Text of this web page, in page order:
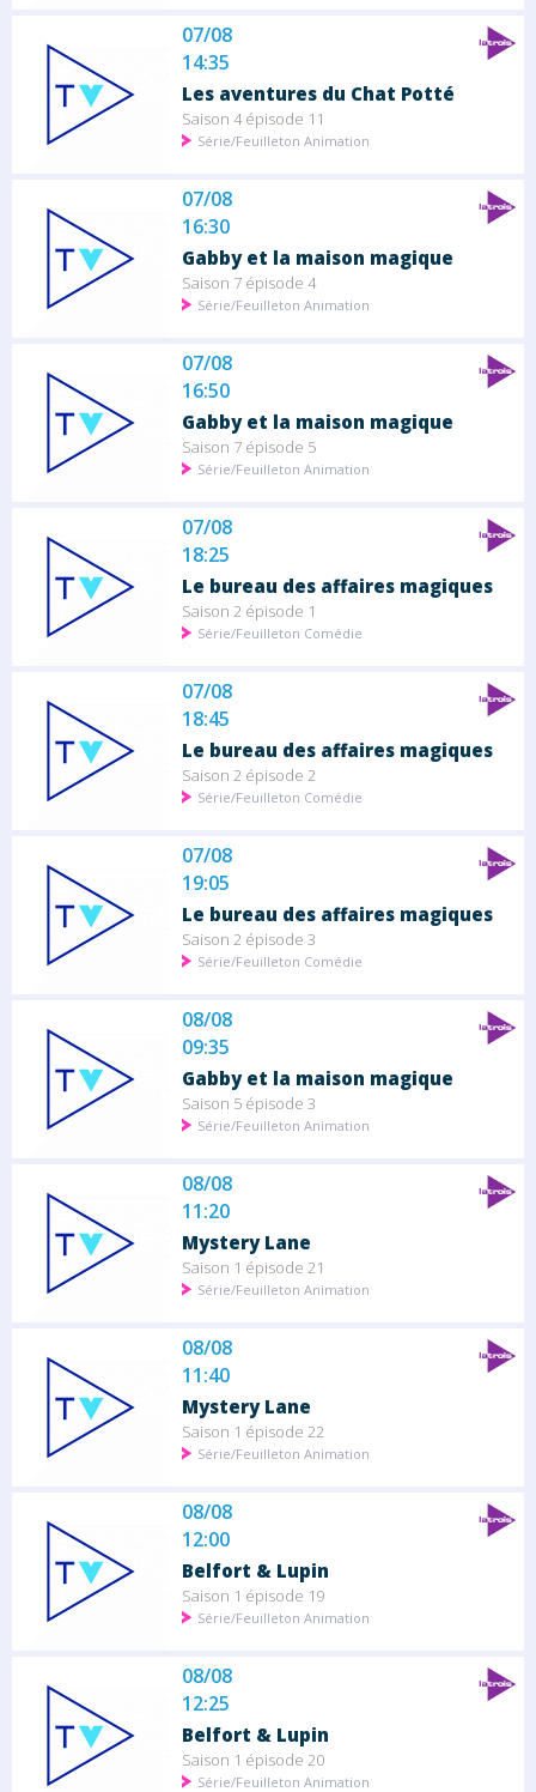
07/08
14:35
Les aventures du Chat Potté
Saison 4 épisode 11
Série/Feuilleton Animation
07/08
16:30
Gabby et la maison magique
Saison 7 épisode 4
Série/Feuilleton Animation
07/08
16:50
Gabby et la maison magique
Saison 7 épisode 5
Série/Feuilleton Animation
07/08
18:25
Le bureau des affaires magiques
Saison 2 épisode 1
Série/Feuilleton Comédie
07/08
18:45
Le bureau des affaires magiques
Saison 2 épisode 2
Série/Feuilleton Comédie
07/08
19:05
Le bureau des affaires magiques
Saison 2 épisode 3
Série/Feuilleton Comédie
08/08
09:35
Gabby et la maison magique
Saison 5 épisode 3
Série/Feuilleton Animation
08/08
11:20
Mystery Lane
Saison 1 épisode 21
Série/Feuilleton Animation
08/08
11:40
Mystery Lane
Saison 1 épisode 22
Série/Feuilleton Animation
08/08
12:00
Belfort & Lupin
Saison 1 épisode 19
Série/Feuilleton Animation
08/08
12:25
Belfort & Lupin
Saison 1 épisode 20
Série/Feuilleton Animation